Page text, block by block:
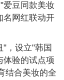
爱豆同款美妆
名网红联动开
，设立"韩国
体验的试点项
结合美妆的全